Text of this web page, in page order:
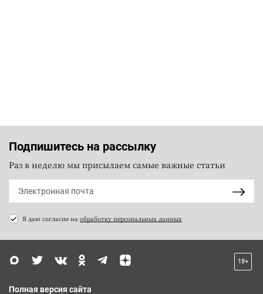
Подпишитесь на рассылку
Раз в неделю мы присылаем самые важные статьи
Я даю согласие на обработку персональных данных
18+
Полная версия сайта